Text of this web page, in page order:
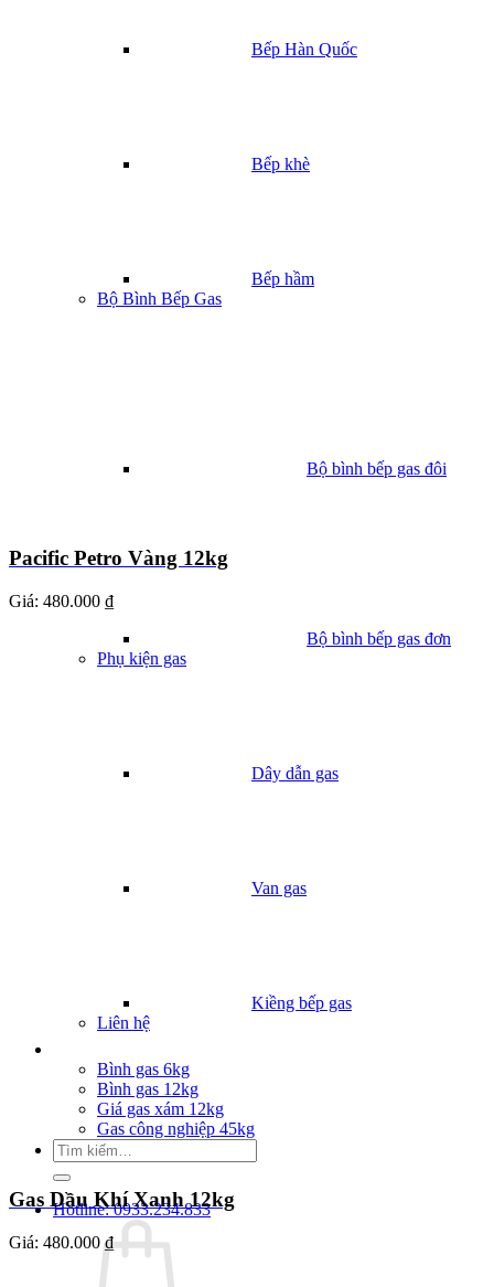
Bếp Hàn Quốc
Bếp khè
Bếp hầm
Bộ Bình Bếp Gas
Bộ bình bếp gas đôi
Bộ bình bếp gas đơn
Phụ kiện gas
Dây dẫn gas
Van gas
Kiềng bếp gas
Liên hệ
Bình gas 6kg
Bình gas 12kg
Giá gas xám 12kg
Gas công nghiệp 45kg
Tìm
kiếm:
Hotline: 0933.234.833
Pacific Petro Vàng 12kg
Giá: 480.000 ₫
Gas Dầu Khí Xanh 12kg
Giá: 480.000 ₫